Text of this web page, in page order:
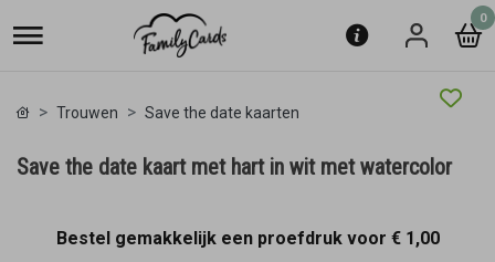
0
Trouwen Save the date kaarten
Save the date kaart met hart in wit met watercolor
Bestel gemakkelijk een proefdruk voor € 1,00